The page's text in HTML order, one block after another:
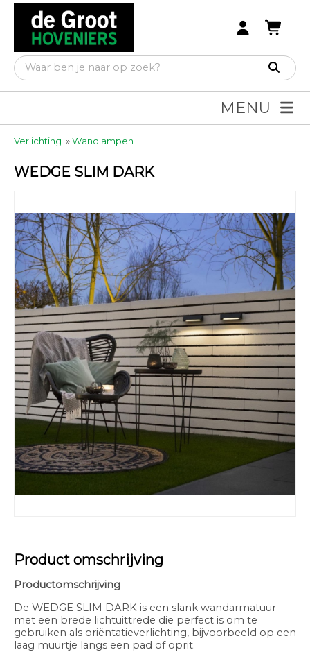
MENU
Verlichting »Wandlampen
WEDGE SLIM DARK
Product omschrijving
Productomschrijving
De WEDGE SLIM DARK is een slank wandarmatuur
met een brede lichtuittrede die perfect is om te
gebruiken als oriëntatieverlichting, bijvoorbeeld op een
laag muurtje langs een pad of oprit.